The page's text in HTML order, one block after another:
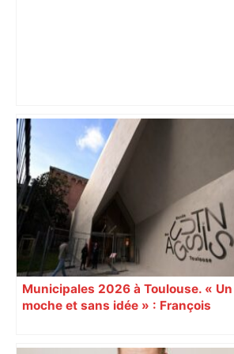
« Rien d'inquiétant » pour Guillaume
Restes, le gardien de Toulouse,
sa sortie à Metz – L'Équipe
Municipales 2026 à Toulouse. «
moche et sans idée » : François